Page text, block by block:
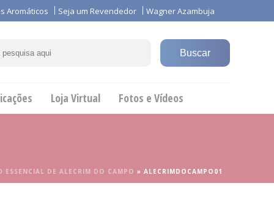
Aromáticos Seja um Revendedor Wagner Azambuja
Loja Virtual
Fotos e Vídeos
ESSENCIAL DE ALECRIM DO CAMPO » ALECRIMDOCAMPO01